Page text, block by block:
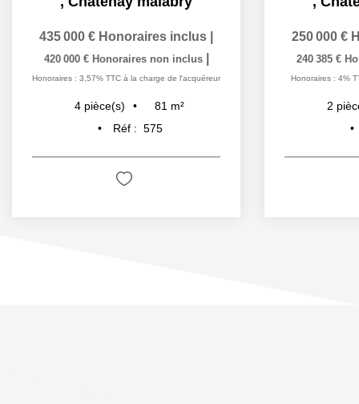
435 000 € Honoraires inclus
420 000 € Honoraires non inclus
Honoraires : 3,57% TTC à la charge de l'acquéreur
4 pièce(s) 81 m²
Réf : 575
250 000 €
240 385 €
Honoraires : 4%
2